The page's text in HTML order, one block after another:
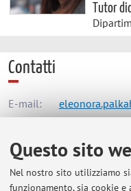
Questo sito
Nel nostro sito utilizziamo
funzionamento, sia cookie
Tutor
Contatti
E-mail:
Dipartimento di
Viale del